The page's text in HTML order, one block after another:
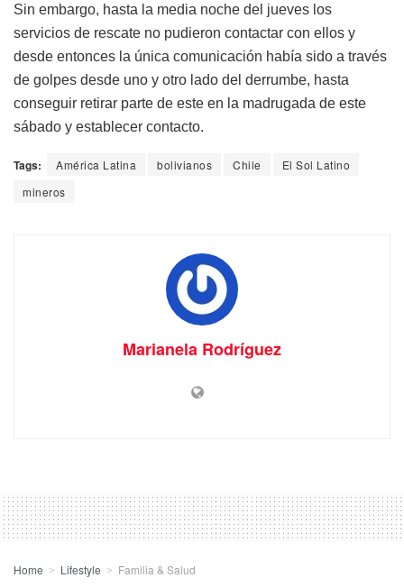
Sin embargo, hasta la media noche del jueves los
servicios de rescate no pudieron contactar con ellos y
desde entonces la única comunicación había sido a través
de golpes desde uno y otro lado del derrumbe, hasta
conseguir retirar parte de este en la madrugada de este
sábado y establecer contacto.
Tags: América Latina bolivianos Chile
El Sol Latino
mineros
Marianela Rodríguez
Home Lifestyle Familia & Salud